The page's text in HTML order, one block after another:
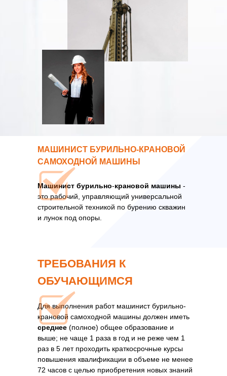
МАШИНИСТ БУРИЛЬНО-КРАНОВОЙ
САМОХОДНОЙ МАШИНЫ
Машинист бурильно-крановой машины -
это рабочий, управляющий универсальной
строительной техникой по бурению скважин
и лунок под опоры.
ТРЕБОВАНИЯ К
ОБУЧАЮЩИМСЯ
Для выполнения работ машинист бурильно-
крановой самоходной машины должен иметь
среднее (полное) общее образование и
выше; не чаще 1 раза в год и не реже чем 1
раз в 5 лет проходить краткосрочные курсы
повышения квалификации в объеме не менее
72 часов с целью приобретения новых знаний